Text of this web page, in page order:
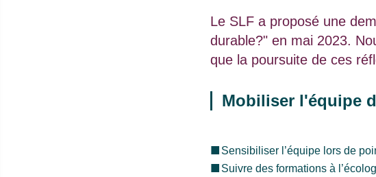
Chapo :
Le SLF a proposé une
durable?" en mai 2023.
que la poursuite de ces
Mobiliser l'équipe
Sensibiliser l’équipe lors de
Suivre des formations à